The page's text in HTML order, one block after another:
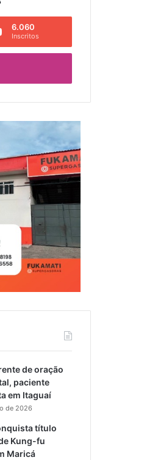
6.060
Inscritos
de oração
paciente
em Itaguaí
de 2026
título
Kung-fu
Maricá